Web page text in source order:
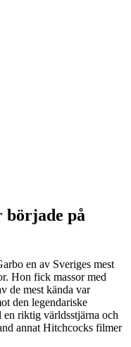
på
en av Sveriges mest
Hon fick massor med
de mest kända var
den legendariske
riktig världsstjärna och
annat Hitchcocks filmer